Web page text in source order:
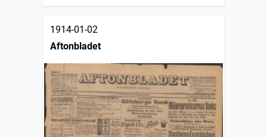
1914-01-02
Aftonbladet